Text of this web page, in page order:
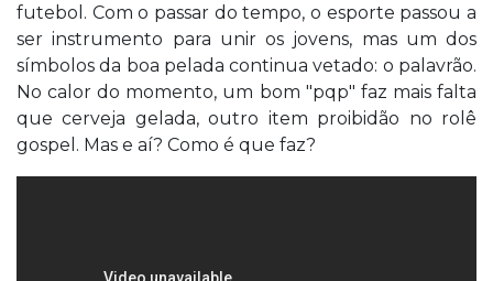
futebol. Com o passar do tempo, o esporte passou a
ser instrumento para unir os jovens, mas um dos
símbolos da boa pelada continua vetado: o palavrão.
No calor do momento, um bom "pqp" faz mais falta
que cerveja gelada, outro item proibidão no rolê
gospel. Mas e aí? Como é que faz?